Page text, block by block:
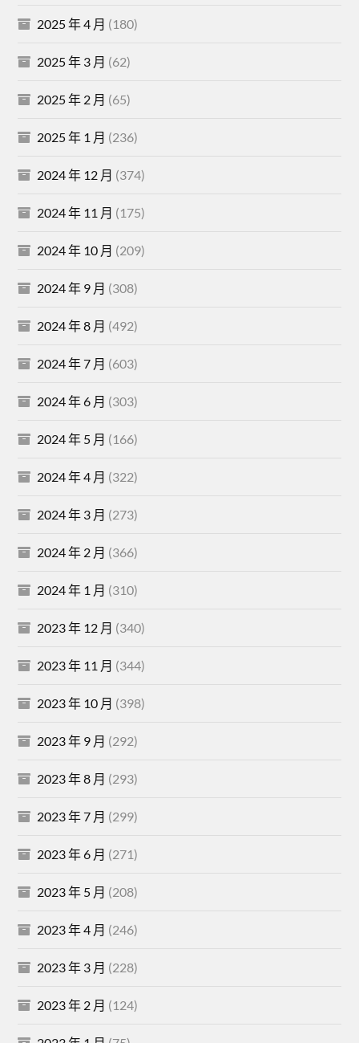
2025 年 4 月 (180)
2025 年 3 月 (62)
2025 年 2 月 (65)
2025 年 1 月 (236)
2024 年 12 月 (374)
2024 年 11 月 (175)
2024 年 10 月 (209)
2024 年 9 月 (308)
2024 年 8 月 (492)
2024 年 7 月 (603)
2024 年 6 月 (303)
2024 年 5 月 (166)
2024 年 4 月 (322)
2024 年 3 月 (273)
2024 年 2 月 (366)
2024 年 1 月 (310)
2023 年 12 月 (340)
2023 年 11 月 (344)
2023 年 10 月 (398)
2023 年 9 月 (292)
2023 年 8 月 (293)
2023 年 7 月 (299)
2023 年 6 月 (271)
2023 年 5 月 (208)
2023 年 4 月 (246)
2023 年 3 月 (228)
2023 年 2 月 (124)